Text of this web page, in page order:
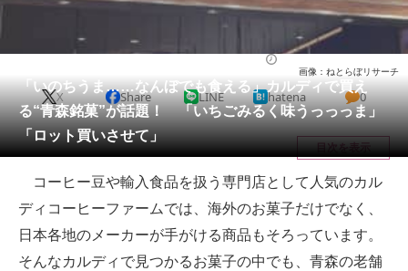
教育・育児
会員記事
メディア
注目記事を集めた総合ページ
スマホと通信の最新トレンド
「いのちうま……なんぼでも食える」カルディで買え
る“青森銘菓”が話題！ 「いちごみるく味うっっっま」
「ロット買いさせて」
画像：ねとらぼリサーチ
X Share LINE hatena 0
目次を表示
コーヒー豆や輸入食品を扱う専門店として人気のカル
ディコーヒーファームでは、海外のお菓子だけでなく、
日本各地のメーカーが手がける商品もそろっています。
そんなカルディで見つかるお菓子の中でも、青森の老舗